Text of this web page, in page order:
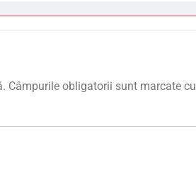
Câmpurile obligatorii sunt marcate cu